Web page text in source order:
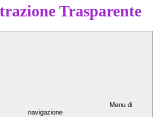
Trasparente
Menu di
navigazione